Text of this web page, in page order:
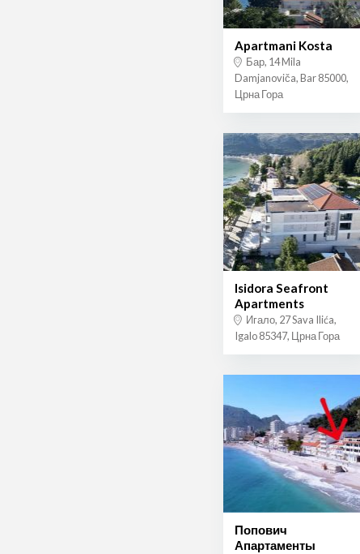
Apartmani Kosta
Бар, 14 Mila
Damjanoviča, Bar 85000,
Црна Гора
Isidora Seafront
Apartments
Игало, 27 Sava Ilića,
Igalo 85347, Црна Гора
Попович
Апартаменты